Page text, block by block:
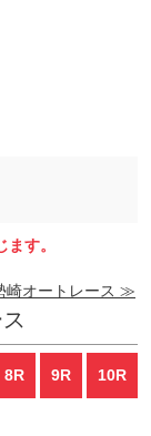
す。
崎オートレース ≫
8R 9R 10R